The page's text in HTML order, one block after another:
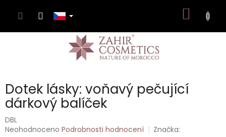
KOŠÍK
Dotek lásky: voňavý pečující
dárkový balíček
DBL
Průměrné
Neohodnoceno Podrobnosti hodnocení Značka: